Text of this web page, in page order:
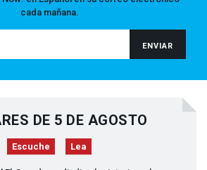
cada mañana.
DE 5 DE AGOSTO
Escuche Lea